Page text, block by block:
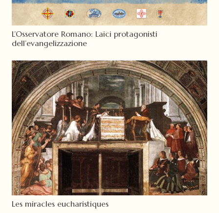
L’Osservatore Romano: Laici protagonisti
dell’evangelizzazione
Les miracles eucharistiques